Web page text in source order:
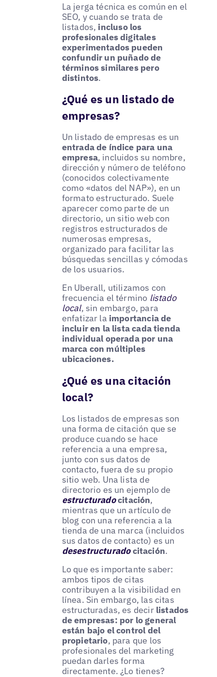
La jerga técnica es común en el
SEO, y cuando se trata de
listados, incluso los
profesionales digitales
experimentados pueden
confundir un puñado de
términos similares pero
distintos.
¿Qué es un listado de
empresas?
Un listado de empresas es un
entrada de índice para una
empresa, incluidos su nombre,
dirección y número de teléfono
(conocidos colectivamente
como «datos del NAP»), en un
formato estructurado. Suele
aparecer como parte de un
directorio, un sitio web con
registros estructurados de
numerosas empresas,
organizado para facilitar las
búsquedas sencillas y cómodas
de los usuarios.
En Uberall, utilizamos con
frecuencia el término listado
local, sin embargo, para
enfatizar la importancia de
incluir en la lista cada tienda
individual operada por una
marca con múltiples
ubicaciones.
¿Qué es una citación
local?
Los listados de empresas son
una forma de citación que se
produce cuando se hace
referencia a una empresa,
junto con sus datos de
contacto, fuera de su propio
sitio web. Una lista de
directorio es un ejemplo de
estructuradocitación,
mientras que un artículo de
blog con una referencia a la
tienda de una marca (incluidos
sus datos de contacto) es un
desestructurado citación.
Lo que es importante saber:
ambos tipos de citas
contribuyen a la visibilidad en
línea. Sin embargo, las citas
estructuradas, es decir listados
de empresas: por lo general
están bajo el control del
propietario, para que los
profesionales del marketing
puedan darles forma
directamente. ¿Lo tienes?